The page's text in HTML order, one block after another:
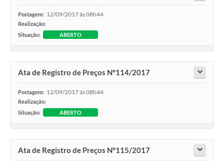
Postagem: 12/09/2017 às 08h44
Realização:
Situação:
ABERTO
Ata de Registro de Preços Nº114/2017
Postagem: 12/09/2017 às 08h44
Realização:
Situação:
ABERTO
Ata de Registro de Preços Nº115/2017